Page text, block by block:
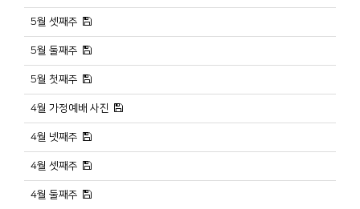
5월 셋째주
5월 둘째주
5월 첫째주
4월 가정예배 사진
4월 넷째주
4월 셋째주
4월 둘째주